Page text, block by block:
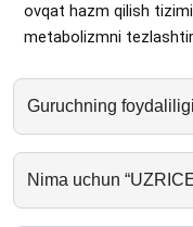
ovqat hazm qilish
metabolizmni
Guruchning
Nima uchun